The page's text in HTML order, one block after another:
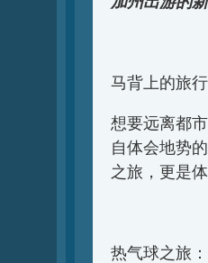
马背上的旅行
想要远离都
自体会地势
之旅，更是
热气球之旅